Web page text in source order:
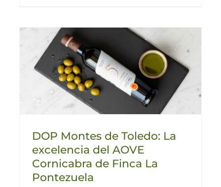
DOP Montes de Toledo: La
excelencia del AOVE
Cornicabra de Finca La
Pontezuela